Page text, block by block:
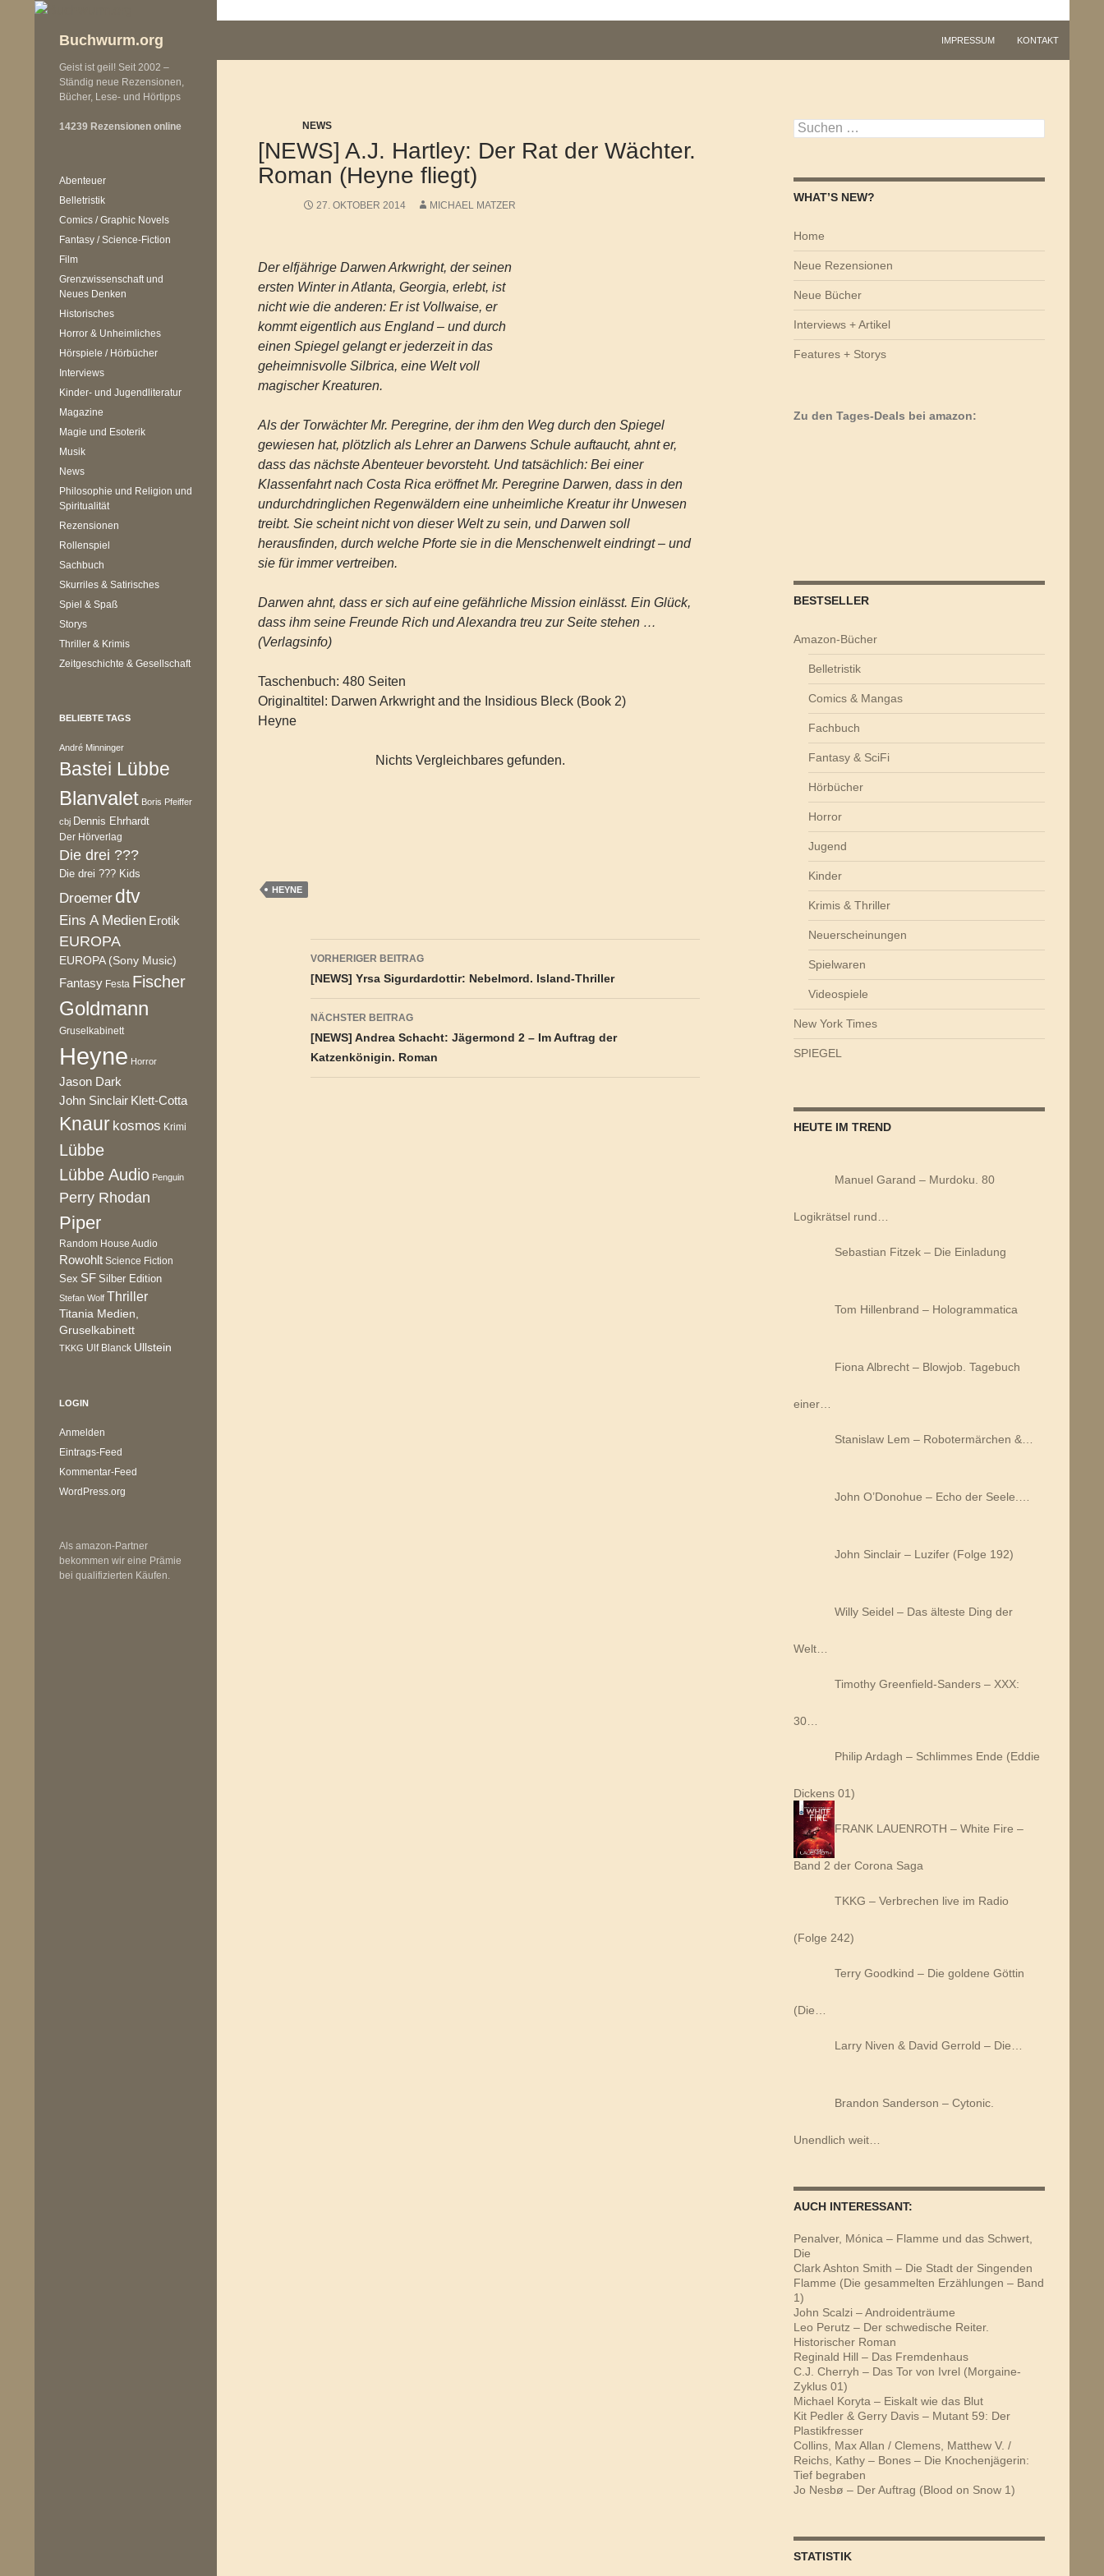
Buchwurm.org IMPRESSUM KONTAKT
NEWS
[NEWS] A.J. Hartley: Der Rat der Wächter.
Roman (Heyne fliegt)
27. OKTOBER 2014 MICHAEL MATZER
Der elfjährige Darwen Arkwright, der seinen
ersten Winter in Atlanta, Georgia, erlebt, ist
nicht wie die anderen: Er ist Vollwaise, er
kommt eigentlich aus England – und durch
einen Spiegel gelangt er jederzeit in das
geheimnisvolle Silbrica, eine Welt voll
magischer Kreaturen.
Als der Torwächter Mr. Peregrine, der ihm den Weg durch den Spiegel
gewiesen hat, plötzlich als Lehrer an Darwens Schule auftaucht, ahnt er,
dass das nächste Abenteuer bevorsteht. Und tatsächlich: Bei einer
Klassenfahrt nach Costa Rica eröffnet Mr. Peregrine Darwen, dass in den
undurchdringlichen Regenwäldern eine unheimliche Kreatur ihr Unwesen
treibt. Sie scheint nicht von dieser Welt zu sein, und Darwen soll
herausfinden, durch welche Pforte sie in die Menschenwelt eindringt – und
sie für immer vertreiben.
Darwen ahnt, dass er sich auf eine gefährliche Mission einlässt. Ein Glück,
dass ihm seine Freunde Rich und Alexandra treu zur Seite stehen …
(Verlagsinfo)
Taschenbuch: 480 Seiten
Originaltitel: Darwen Arkwright and the Insidious Bleck (Book 2)
Heyne
Nichts Vergleichbares gefunden.
HEYNE
Beitragsnavigation
VORHERIGER BEITRAG
[NEWS] Yrsa Sigurdardottir: Nebelmord. Island-Thriller
NÄCHSTER BEITRAG
[NEWS] Andrea Schacht: Jägermond 2 – Im Auftrag der
Katzenkönigin. Roman
Suchen
nach:
WHAT’S NEW?
Home
Neue Rezensionen
Neue Bücher
Interviews + Artikel
Features + Storys
Zu den Tages-Deals bei amazon:
BESTSELLER
Amazon-Bücher
Belletristik
Comics & Mangas
Fachbuch
Fantasy & SciFi
Hörbücher
Horror
Jugend
Kinder
Krimis & Thriller
Neuerscheinungen
Spielwaren
Videospiele
New York Times
SPIEGEL
HEUTE IM TREND
Manuel Garand – Murdoku. 80
Logikrätsel rund…
Sebastian Fitzek – Die Einladung
Tom Hillenbrand – Hologrammatica
Fiona Albrecht – Blowjob. Tagebuch
einer…
Stanislaw Lem – Robotermärchen &…
John O’Donohue – Echo der Seele.…
John Sinclair – Luzifer (Folge 192)
Willy Seidel – Das älteste Ding der
Welt…
Timothy Greenfield-Sanders – XXX:
30…
Philip Ardagh – Schlimmes Ende (Eddie
Dickens 01)
FRANK LAUENROTH – White Fire –
Band 2 der Corona Saga
TKKG – Verbrechen live im Radio
(Folge 242)
Terry Goodkind – Die goldene Göttin
(Die…
Larry Niven & David Gerrold – Die…
Brandon Sanderson – Cytonic.
Unendlich weit…
AUCH INTERESSANT:
Penalver, Mónica – Flamme und das Schwert,
Die
Clark Ashton Smith – Die Stadt der Singenden
Flamme (Die gesammelten Erzählungen – Band
1)
John Scalzi – Androidenträume
Leo Perutz – Der schwedische Reiter.
Historischer Roman
Reginald Hill – Das Fremdenhaus
C.J. Cherryh – Das Tor von Ivrel (Morgaine-
Zyklus 01)
Michael Koryta – Eiskalt wie das Blut
Kit Pedler & Gerry Davis – Mutant 59: Der
Plastikfresser
Collins, Max Allan / Clemens, Matthew V. /
Reichs, Kathy – Bones – Die Knochenjägerin:
Tief begraben
Jo Nesbø – Der Auftrag (Blood on Snow 1)
STATISTIK
Geist ist geil! Seit 2002 –
Ständig neue Rezensionen,
Bücher, Lese- und Hörtipps
14239 Rezensionen online
Abenteuer
Belletristik
Comics / Graphic Novels
Fantasy / Science-Fiction
Film
Grenzwissenschaft und
Neues Denken
Historisches
Horror & Unheimliches
Hörspiele / Hörbücher
Interviews
Kinder- und Jugendliteratur
Magazine
Magie und Esoterik
Musik
News
Philosophie und Religion und
Spiritualität
Rezensionen
Rollenspiel
Sachbuch
Skurriles & Satirisches
Spiel & Spaß
Storys
Thriller & Krimis
Zeitgeschichte & Gesellschaft
BELIEBTE TAGS
André Minninger
Bastei Lübbe
Blanvalet Boris Pfeiffer
cbj Dennis Ehrhardt
Der Hörverlag
Die drei ???
Die drei ??? Kids
Droemer dtv
Eins A Medien Erotik
EUROPA
EUROPA (Sony Music)
Fantasy Festa Fischer
Goldmann
Gruselkabinett
Heyne Horror
Jason Dark
John Sinclair Klett-Cotta
Knaur kosmos Krimi
Lübbe
Lübbe Audio Penguin
Perry Rhodan
Piper
Random House Audio
Rowohlt Science Fiction
Sex SF Silber Edition
Stefan Wolf Thriller
Titania Medien,
Gruselkabinett
TKKG Ulf Blanck Ullstein
LOGIN
Anmelden
Eintrags-Feed
Kommentar-Feed
WordPress.org
Als amazon-Partner
bekommen wir eine Prämie
bei qualifizierten Käufen.